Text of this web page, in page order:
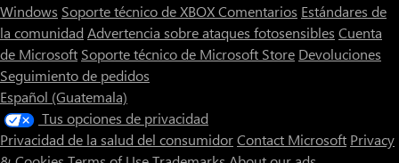
Windows Soporte técnico de XBOXComentarios Estándares de
la comunidad Advertencia sobre ataques fotosensibles Cuenta
de Microsoft Soporte técnico de Microsoft Store Devoluciones
Seguimiento de pedidos
Español (Guatemala)
Tus opciones de privacidad
Privacidad de la salud del consumidorContact Microsoft Privacy